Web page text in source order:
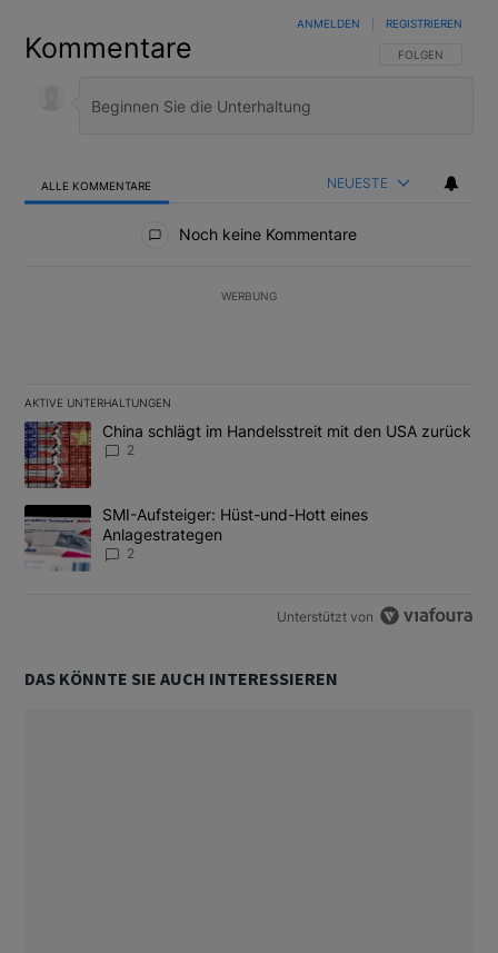
Kommentare FOLGE DIESER
FOLGEN
ANMELDEN REGISTRIEREN
ALLE KOMMENTARE NEUESTE
Noch keine Kommentare
WERBUNG
AKTIVE UNTERHALTUNGEN
Das Folgende ist eine Liste der am meisten kommentierten
Ein Trendartikel mit dem Titel "China schlägt im Handelsstreit
China schlägt im Handelsstreit mit den USA zurück
2
Ein Trendartikel mit dem Titel "SMI-Aufsteiger: Hüst-und-Hott
SMI-Aufsteiger: Hüst-und-Hott eines
Anlagestrategen
2
Unterstützt von
DAS KÖNNTE SIE AUCH INTERESSIEREN